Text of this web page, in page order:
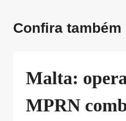
Confira também
Malta:
MPRN